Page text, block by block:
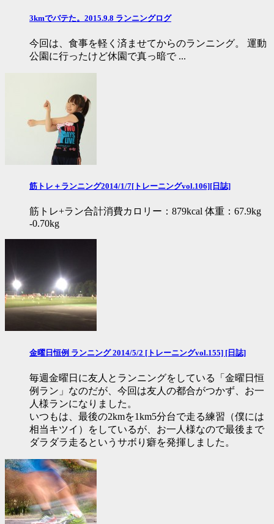
3kmでバテた。2015.9.8 ランニングログ
今回は、食事を軽く済ませてからのランニング。 運動
公園に行ったけど休園で真っ暗で ...
筋トレ＋ランニング2014/1/7[トレーニングvol.106][日誌]
筋トレ+ラン合計消費カロリー：879kcal 体重：67.9kg
-0.70kg
金曜日恒例 ランニング 2014/5/2 [トレーニングvol.155] [日誌]
毎週金曜日に友人とランニングをしている「金曜日恒
例ラン」なのだが、今回は友人の都合がつかず、お一
人様ランになりました。
いつもは、最後の2kmを1km5分台で走る練習（僕には
相当キツイ）をしているが、お一人様なので最後まで
ダラダラ走るというサボり癖を発揮しました。